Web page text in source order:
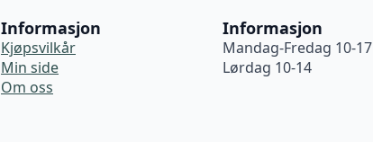
Informasjon
Kjøpsvilkår
Min side
Om oss
Informasjon
Mandag-Fredag 10-17
Lørdag 10-14